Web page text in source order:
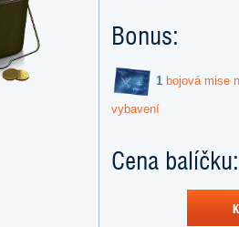
Bonus:
1 bojová mise
vybavení
Cena